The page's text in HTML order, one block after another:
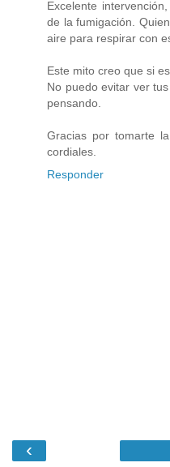
Excelente
de la fumigación.
aire para respirar con
Este mito creo que si
No puedo evitar ver
pensando.
Gracias por tomarte
cordiales.
Responder
‹